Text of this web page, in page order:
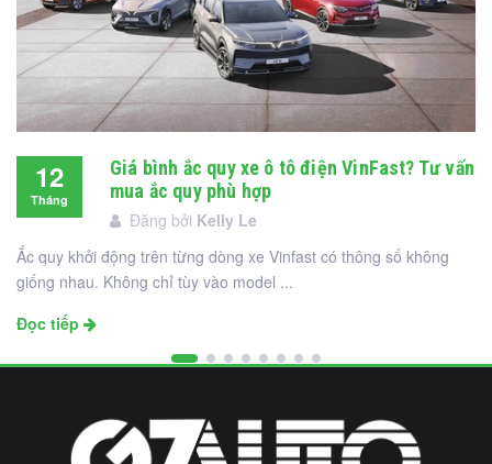
12
Tháng
Giá bình ắc quy xe ô tô điện VinFast? Tư vấn
mua ắc quy phù hợp
Đăng bởi Kelly Le
Ắc quy khởi động trên từng dòng xe Vinfast có thông số không
giống nhau. Không chỉ tùy vào model ...
Đọc tiếp